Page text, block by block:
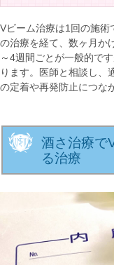
Vビーム治療は1回の施術
の治療を経て、数ヶ月か
～4週間ごとが一般的で
ります。医師と相談し、
の定着や再発防止につな
酒さ治療で
る治療